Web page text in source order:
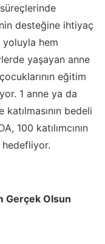
desteğine ihtiyaç
yoluyla hem
yaşayan anne
eğitim
1 anne ya da
bedeli
100 katılımcının
hedefliyor.
Gerçek Olsun